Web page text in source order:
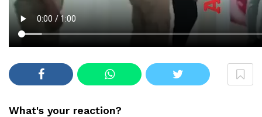
What's your reaction?